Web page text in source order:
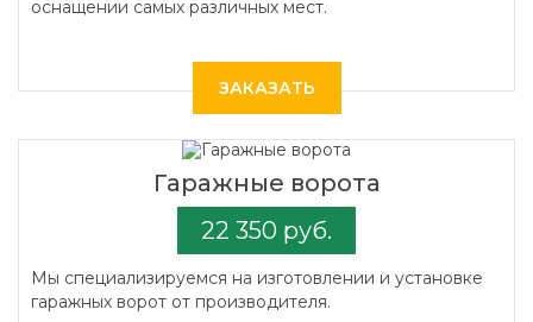
оснащении самых различных мест.
ЗАКАЗАТЬ
Гаражные ворота
22 350 руб.
Мы специализируемся на изготовлении и установке
гаражных ворот от производителя.